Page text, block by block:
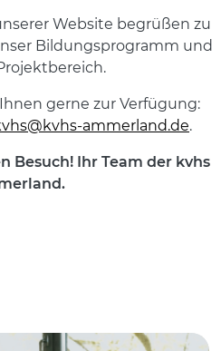
Website begrüßen zu
Bildungsprogramm und
gerne zur Verfügung:
ammerland.de.
Besuch! Ihr Team der kvhs